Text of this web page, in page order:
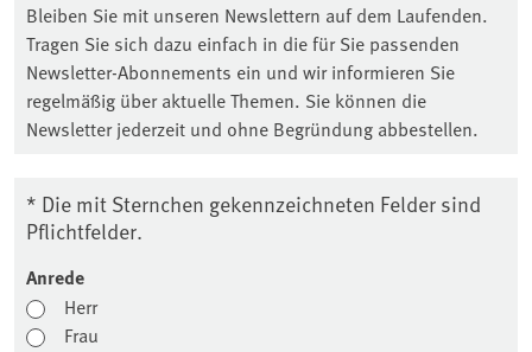
Bleiben Sie mit unseren Newslettern auf dem Laufenden.
Tragen Sie sich dazu einfach in die für Sie passenden
Newsletter-Abonnements ein und wir informieren Sie
regelmäßig über aktuelle Themen. Sie können die
Newsletter jederzeit und ohne Begründung abbestellen.
* Die mit Sternchen gekennzeichneten Felder sind
Pflichtfelder.
Anrede
Herr
Frau